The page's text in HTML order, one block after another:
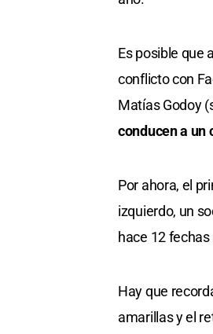
Es posible que
conflicto con
Matías Godoy
conducen a un
Por ahora, el
izquierdo, un
hace 12
Hay que
amarillas y el